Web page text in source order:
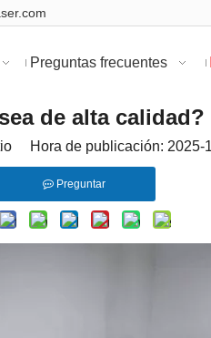
Preguntas frecuentes
de alta
Hora de publicación:
Preguntar